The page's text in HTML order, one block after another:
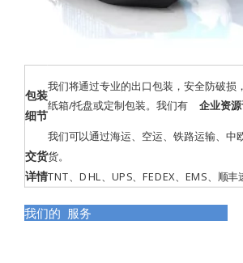
包装
细节
我们将通过专业的出口包装，安全防破损
纸箱/托盘或定制包装。我们有企业资源
交货
详情
我们可以通过海运、空运、铁路运输、中
货。
TNT、DHL、UPS、FEDEX、EMS、顺丰
我们的 服务